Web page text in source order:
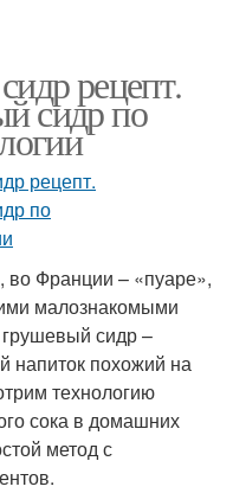
рецепт.
сидр по
во Франции – «пуаре»,
малознакомыми
сидр –
напиток похожий на
технологию
сока в домашних
метод с